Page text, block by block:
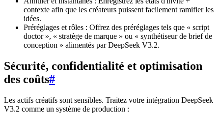
contexte afin que les créateurs puissent facilement ramifier les
idées.
Préréglages et rôles : Offrez des préréglages tels que « script
doctor », « stratège de marque » ou « synthétiseur de brief de
conception » alimentés par DeepSeek V3.2.
Sécurité, confidentialité et optimisation
des coûts#
Les actifs créatifs sont sensibles. Traitez votre intégration DeepSeek
V3.2 comme un système de production :